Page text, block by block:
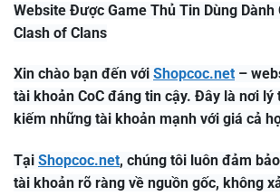
Website Được Game Thủ Tin Dùng Dành
Clash of Clans
Xin chào bạn đến với Shopcoc.net –
tài khoản CoC đáng tin cậy. Đây là nơi
kiếm những tài khoản mạnh với giá cả
Tại Shopcoc.net, chúng tôi luôn đảm
tài khoản rõ ràng về nguồn gốc, không